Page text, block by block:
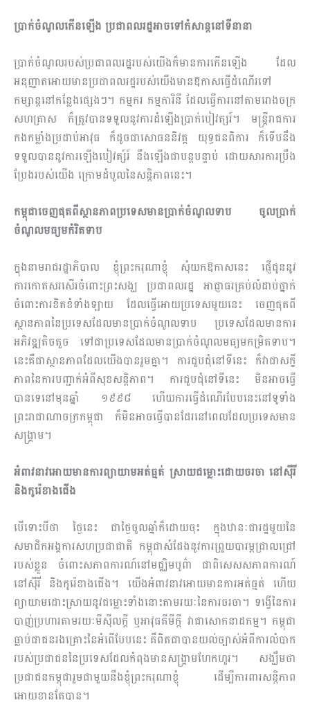
ប្រាក់ចំណូលកើនឡើង ប្រជាពលរដ្ឋអាចទៅកំសាន្តនៅទីនានា
ប្រាក់ចំណូលរបស់ប្រជាពលរដ្ឋរបស់យើងក៏មានការកើនឡើង ដែល
អនុញ្ញាតអោយមានប្រជាពលរដ្ឋ​របស់​​យើងមានឱកាសធ្វើដំណើរទៅ
កម្សាន្តនៅកន្លែងផ្សេងៗ។ កម្មករ កម្មការិនី ដែលធ្វើការនៅតាមរោង​ចក្រ​
សហគ្រាស ក៏ត្រូវបានទទួលនូវការដំឡើងប្រាក់បៀវត្សរ៍។ មន្រ្តីរាជការ
កងកម្លាំងប្រដាប់អាវុធ ក៏ដូច​ជា​សោ​ធននិវត្ត យុទ្ធជនពិការ ក៏ទើបនឹង
ទទួលបាននូវការឡើងបៀវត្ស៍រ៍ នឹងឡើងជាបន្តបន្ទាប់ ដោយសារ​ការ​ប្រឹង
ប្រែងរបស់យើង ក្រោមដំបូលនៃសន្ដិភាពនេះ។
កម្ពុជាចេញផុតពីស្ថានភាពប្រទេសមានប្រាក់ចំណូលទាប ចូលប្រាក់
ចំណូលមធ្យមកំរិតទាប
ក្នុងនាម​រាជរដ្ឋាភិបាល ខ្ញុំព្រះករុណាខ្ញុំ សុំយកឱកាសនេះ ផ្ញើជូននូវ
ការកោតសរសើរចំពោះព្រះសង្ឃ ប្រជាពលរដ្ឋ អាជ្ញាធរគ្រប់លំដាប់ថ្នាក់
ចំពោះការខិតខំទាំងឡាយ ដែលធ្វើអោយប្រទេសមួយនេះ ចេញ​ផុត​ពី
ស្ថានភាពនៃប្រទេសដែលមានប្រាក់ចំណូលទាប ប្រទេសដែលមានការ
អភិវឌ្ឍតិចតួច ទៅជា​ប្រ​ទេស​ដែលមានប្រាក់ចំណូលមធ្យមកម្រិតទាប។
នេះគឺជាស្ថានភាពដែលយើងបានរួមគ្នា។ ការជួបជុំនៅទី​នេះ ក៏វាជាសក្ខី
ភាព​នៃការបញ្ជាក់អំពីសុខសន្ដិភាព។ ការជួបជុំនៅទីនេះ មិនអាចធ្វើ
បានទេនៅមុនឆ្នាំ ១៩៩៨ ហើយការធ្វើដំណើរបែបនេះនៅទូទាំង
ព្រះរាជាណាចក្រកម្ពុជា ក៏មិនអាចធ្វើបានដែរនៅពេល​ដែល​ប្រ​ទេសមាន
សង្រ្គាម។
អំពាវនាវអោយមានការព្យាយាមអត់ធ្មត់ ស្រាយជម្លោះដោយចរចា នៅស៊ីរី
​និងកូរ៉េខាងជើង
បើទោះបីថា ថ្ងៃនេះ ជាថ្ងៃចូលឆ្នាំក៏ដោយចុះ ក្នុងឋានៈជារដ្ឋមួយ​នៃ
សមាជិកអង្គការសហប្រ​ជា​ជាតិ កម្ពុជា​សំ​ដែង​នូវការព្រួយបារម្ភជ្រាលជ្រៅ
របស់ខ្លួន ចំពោះសភាពការណ៍នៅមជ្ឈិមបូព៌ា ជាពិសេសសភាព​ការណ៍​
នៅ​ស៊ីរី និងកូរ៉េខាងជើង។ យើងអំពាវនាវអោយមានការអត់ធ្មត់ ហើយ
ព្យាយាមដោះស្រាយ​នូវ​ជម្លោះ​ទាំងនោះតាមរយៈនៃការចរចា។ ទង្វើនៃការ
បាញ់ប្រហារតាមរយៈមីស៊ីលក្ដី ឬអាវុធគីមីក្ដី វាជាសោក​នាដ​កម្ម។ កម្ពុជា
ធ្លាប់ជាជនរងគ្រោះនៃអំពើបែបនេះ គឺពិតជាបានយល់ច្បាស់អំពីការលំបាក
របស់​ប្រជា​ជន​នៃ​ប្រទេសដែលកំពុងមានសង្រ្គាមហែកហួរ។ សង្ឃឹមថា
ប្រជាជនកម្ពុជារួមជាមួយនឹងខ្ញុំព្រះករុណាខ្ញុំ ដើម្បី​ការពារសន្ដិភាព
អោយខានតែបាន។